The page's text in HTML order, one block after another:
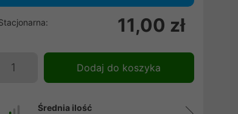
11,00 zł
Dodaj do koszyka
Średnia ilość